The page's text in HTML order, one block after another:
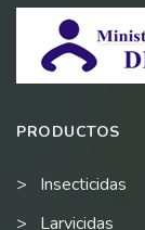
PRODUCTOS
Insecticidas
Larvicidas